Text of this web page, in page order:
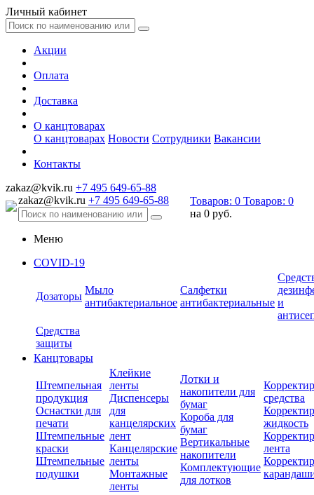
Личный кабинет
Акции
Оплата
Доставка
О канцтоварах
О канцтоварах Новости Сотрудники Вакансии
Контакты
zakaz@kvik.ru +7 495 649-65-88
zakaz@kvik.ru +7 495 649-65-88 Товаров: 0 Товаров: 0
на 0 руб.
Меню
COVID-19
Дозаторы
Мыло
антибактериальное
Салфетки
антибактериальные и
Средства
защиты
Канцтовары
Штемпельная
продукция
Оснастки для
печати
Штемпельные
краски
Штемпельные
подушки
Клейкие
ленты
Диспенсеры
для
канцелярских
лент
Канцелярские
ленты
Монтажные
ленты
Лотки и
накопители для
бумаг
Короба для
бумаг
Вертикальные
накопители
Комплектующие
для лотков
средства
жидкость
лента